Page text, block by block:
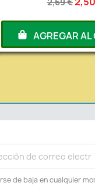
AGREGAR AL
de baja en cualquier